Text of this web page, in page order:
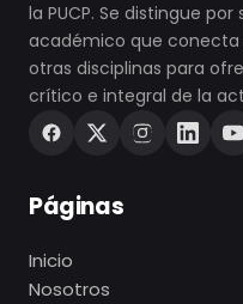
la PUCP. Se distingue
académico que conecta
otras disciplinas para
crítico e integral de la
Páginas
Inicio
Nosotros